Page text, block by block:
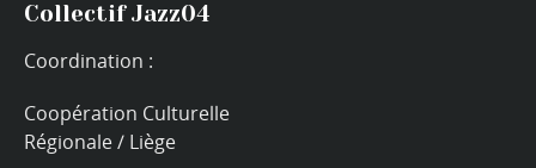
Collectif Jazz04
Coordination :
Coopération Culturelle
Régionale / Liège